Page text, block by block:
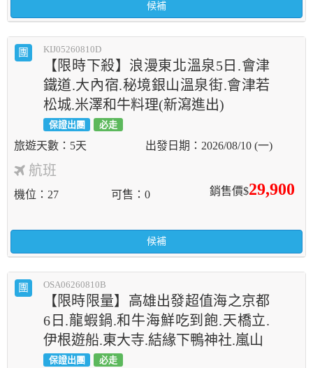
候補
團 KIJ05260810D
【限時下殺】浪漫東北溫泉5日.會津
鐵道.大內宿.秘境銀山溫泉街.會津若
松城.米澤和牛料理(新瀉進出)
保證出團 必走
5天 2026/08/10 (一)
航班
銷售價$29,900
機位 27 可售 0
候補
團 OSA06260810B
【限時限量】高雄出發超值海之京都
6日.龍蝦鍋.和牛海鮮吃到飽.天橋立.
伊根遊船.東大寺.結緣下鴨神社.嵐山
保證出團 必走